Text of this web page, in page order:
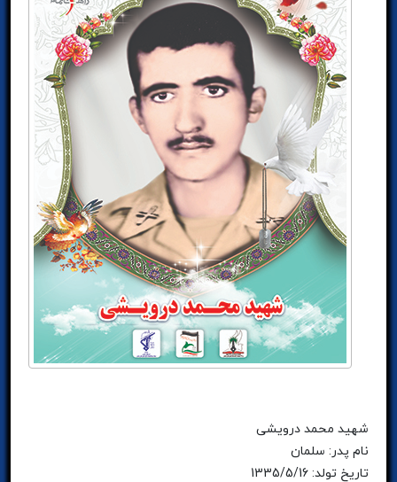
شهید محمد درویشی
نام پدر: سلمان
تاریخ تولد: 1335/5/16